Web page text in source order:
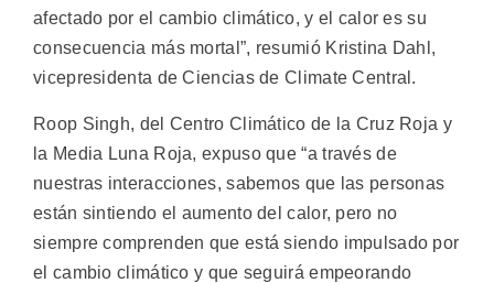
afectado por el cambio climático, y el calor es su
consecuencia más mortal”, resumió Kristina Dahl,
vicepresidenta de Ciencias de Climate Central.
Roop Singh, del Centro Climático de la Cruz Roja y
la Media Luna Roja, expuso que “a través de
nuestras interacciones, sabemos que las personas
están sintiendo el aumento del calor, pero no
siempre comprenden que está siendo impulsado por
el cambio climático y que seguirá empeorando